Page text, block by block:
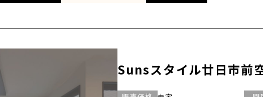
Sunsスタイル廿日市前